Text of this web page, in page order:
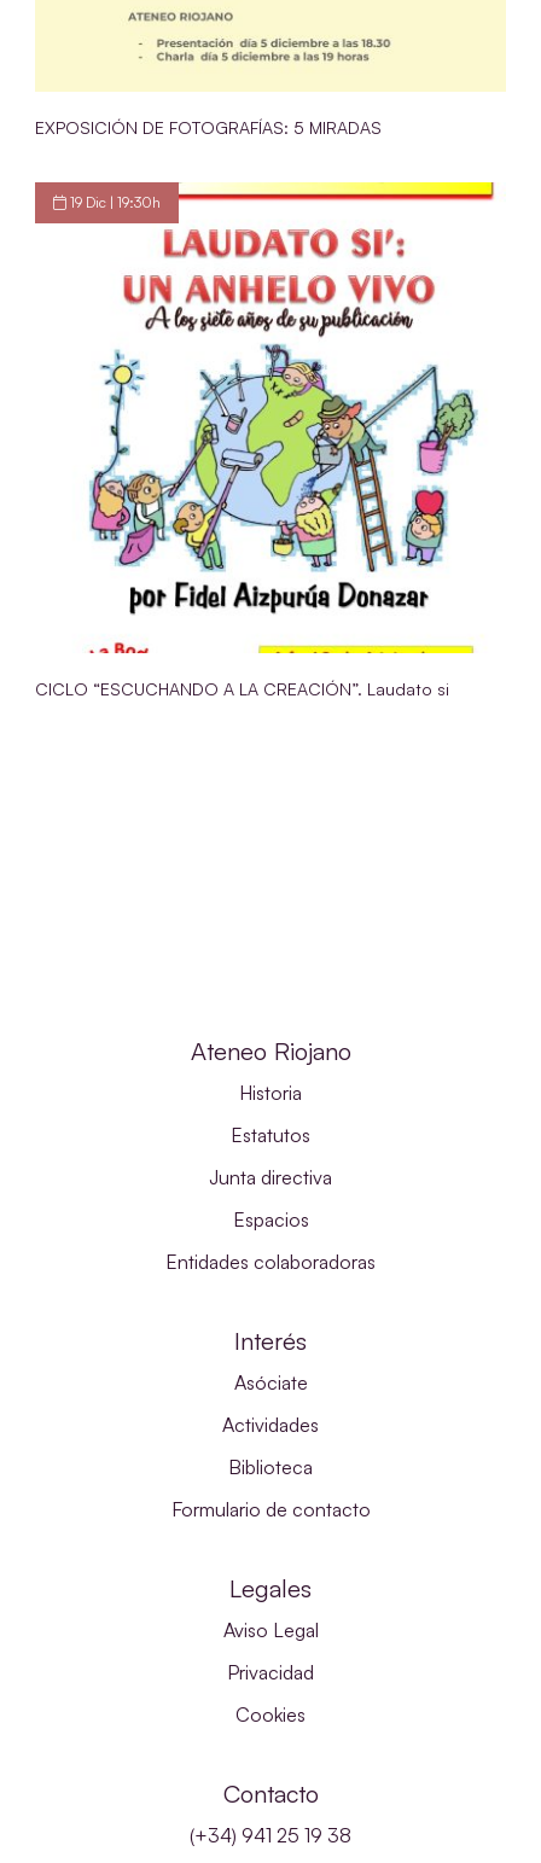
EXPOSICIÓN DE FOTOGRAFÍAS: 5 MIRADAS
19 Dic | 19:30h
CICLO “ESCUCHANDO A LA CREACIÓN”. Laudato si
Ateneo Riojano
Historia
Estatutos
Junta directiva
Espacios
Entidades colaboradoras
Interés
Asóciate
Actividades
Biblioteca
Formulario de contacto
Legales
Aviso Legal
Privacidad
Cookies
Contacto
(+34) 941 25 19 38